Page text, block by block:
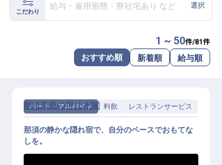
ホテル・宿泊業界情報コラム
転職サポートに申し込む
こだわり
給与・雇用形態・寮社宅あり など 選択
1 ~ 50件/81 件
おすすめ順 新着順 給与順
パート・アルバイト 料飲 レストランサービス
那須高原の宿 山水閣
那須の静かな隠れ宿で、自分のペースでおもてな
しを。